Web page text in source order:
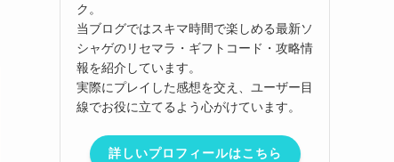
ク。
当ブログではスキマ時間で楽しめる最新ソ
シャゲのリセマラ・ギフトコード・攻略情
報を紹介しています。
実際にプレイした感想を交え、ユーザー目
線でお役に立てるよう心がけています。
詳しいプロフィールはこちら